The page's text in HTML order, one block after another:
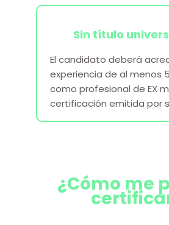
Sin título
El candidato deberá
experiencia de al menos
como profesional de EX
certificación emitida por
¿Cómo me